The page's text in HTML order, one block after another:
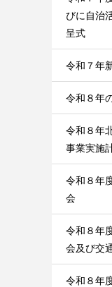
びに自治
呈式
令和７年
令和８年
令和８年
事業実施
令和８年
会
令和８年
会及び交
令和８年